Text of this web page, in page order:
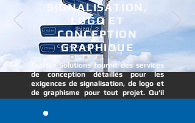
SIGNALISATION,
LOGO ET
CONCEPTION
GRAPHIQUE
Crafter Solutions fournit des services
de conception détaillés pour les
exigences de signalisation, de logo et
de graphisme pour tout projet. Qu'il
besoins individuels de petits projets.